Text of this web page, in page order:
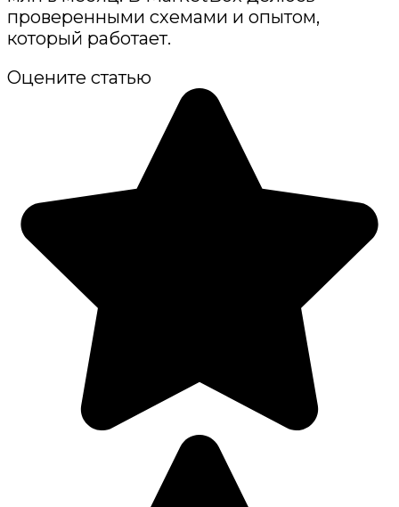
проверенными схемами и опытом,
который работает.
Оцените статью